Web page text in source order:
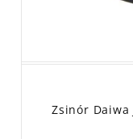
Zsinór Daiwa